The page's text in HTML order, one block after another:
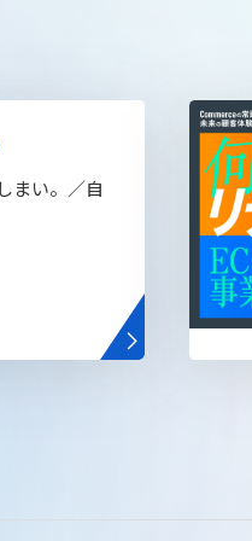
まい。／自